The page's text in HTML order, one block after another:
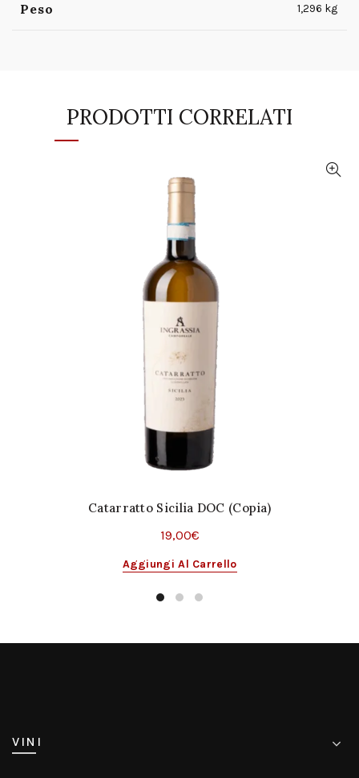
Peso 1,296 kg
PRODOTTI CORRELATI
Catarratto Sicilia DOC (Copia)
19,00€
Aggiungi Al Carrello
VINI